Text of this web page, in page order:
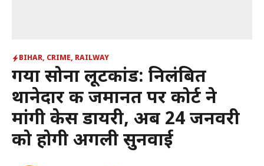
BIHAR, CRIME, RAILWAY
गया सोना लूटकांड: निलंबित
थानेदार की जमानत पर कोर्ट ने
मांगी केस डायरी, अब 24 जनवरी
को होगी अगली सुनवाई